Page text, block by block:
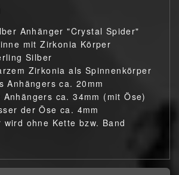
Anhänger "Crystal Spider"
mit Zirkonia Körper
Silber
Zirkonia als Spinnenkörper
Anhängers ca. 20mm
Anhängers ca. 34mm (mit Öse)
der Öse ca. 4mm
wird ohne Kette bzw. Band